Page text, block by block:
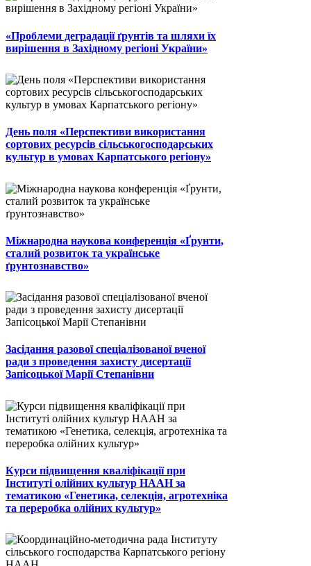
«Проблеми деградації ґрунтів та шляхи їх
вирішення в Західному регіоні України»
День поля «Перспективи використання
сортових ресурсів сільськогосподарських
культур в умовах Карпатського регіону»
Міжнародна наукова конференція «Ґрунти,
сталий розвиток та українське
ґрунтознавство»
Засідання разової спеціалізованої вченої
ради з проведення захисту дисертації
Запісоцької Марії Степанівни
Курси підвищення кваліфікації при
Інституті олійних культур НААН за
тематикою «Генетика, селекція, агротехніка
та переробка олійних культур»